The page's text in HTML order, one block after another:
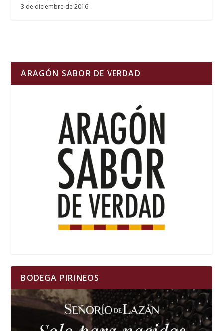
3 de diciembre de 2016
ARAGÓN SABOR DE VERDAD
BODEGA PIRINEOS